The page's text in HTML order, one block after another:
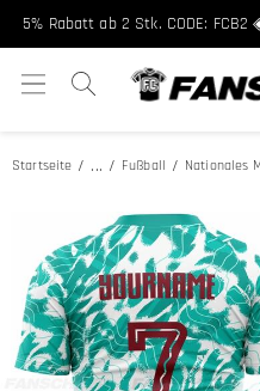
5% Rabatt ab 2 Stk. CODE: FCB2
Startseite ... Fußball Nationales